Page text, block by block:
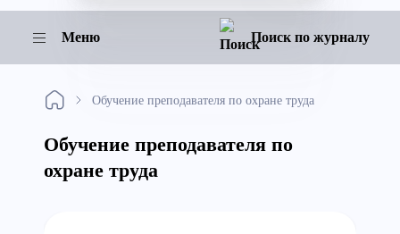
Меню Поиск по журналу
Обучение преподавателя по охране труда
Обучение преподавателя по
охране труда